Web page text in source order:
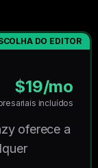
DO EDITOR
$19/mo
incluídos
oferece a